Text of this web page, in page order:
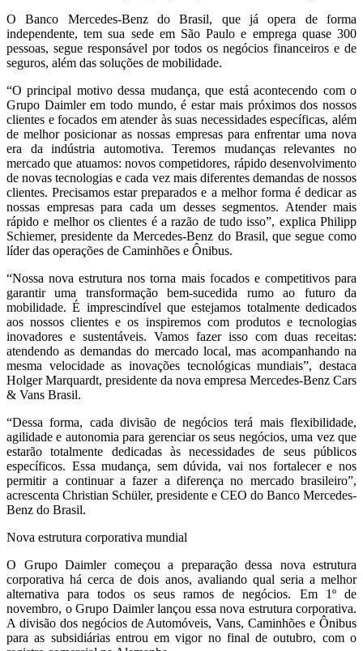
O Banco Mercedes-Benz do Brasil, que já opera de forma
independente, tem sua sede em São Paulo e emprega quase 300
pessoas, segue responsável por todos os negócios financeiros e de
seguros, além das soluções de mobilidade.
“O principal motivo dessa mudança, que está acontecendo com o
Grupo Daimler em todo mundo, é estar mais próximos dos nossos
clientes e focados em atender às suas necessidades específicas, além
de melhor posicionar as nossas empresas para enfrentar uma nova
era da indústria automotiva. Teremos mudanças relevantes no
mercado que atuamos: novos competidores, rápido desenvolvimento
de novas tecnologias e cada vez mais diferentes demandas de nossos
clientes. Precisamos estar preparados e a melhor forma é dedicar as
nossas empresas para cada um desses segmentos. Atender mais
rápido e melhor os clientes é a razão de tudo isso”, explica Philipp
Schiemer, presidente da Mercedes-Benz do Brasil, que segue como
líder das operações de Caminhões e Ônibus.
“Nossa nova estrutura nos torna mais focados e competitivos para
garantir uma transformação bem-sucedida rumo ao futuro da
mobilidade. É imprescindível que estejamos totalmente dedicados
aos nossos clientes e os inspiremos com produtos e tecnologias
inovadores e sustentáveis. Vamos fazer isso com duas receitas:
atendendo as demandas do mercado local, mas acompanhando na
mesma velocidade as inovações tecnológicas mundiais”, destaca
Holger Marquardt, presidente da nova empresa Mercedes-Benz Cars
& Vans Brasil.
“Dessa forma, cada divisão de negócios terá mais flexibilidade,
agilidade e autonomia para gerenciar os seus negócios, uma vez que
estarão totalmente dedicadas às necessidades de seus públicos
específicos. Essa mudança, sem dúvida, vai nos fortalecer e nos
permitir a continuar a fazer a diferença no mercado brasileiro”,
acrescenta Christian Schüler, presidente e CEO do Banco Mercedes-
Benz do Brasil.
Nova estrutura corporativa mundial
O Grupo Daimler começou a preparação dessa nova estrutura
corporativa há cerca de dois anos, avaliando qual seria a melhor
alternativa para todos os seus ramos de negócios. Em 1º de
novembro, o Grupo Daimler lançou essa nova estrutura corporativa.
A divisão dos negócios de Automóveis, Vans, Caminhões e Ônibus
para as subsidiárias entrou em vigor no final de outubro, com o